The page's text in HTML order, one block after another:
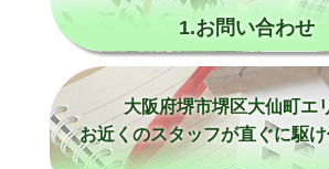
1.お問い合わせ
大阪府堺市堺区大仙町エ
お近くのスタッフが直ぐに駆け